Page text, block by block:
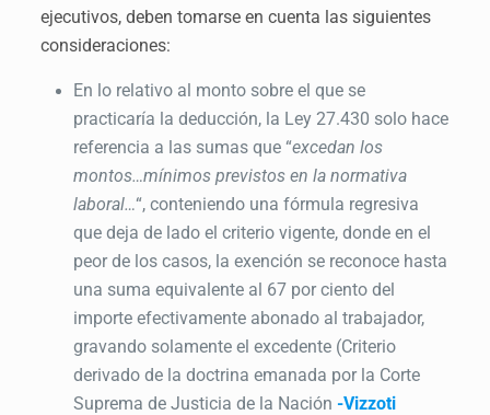
ejecutivos, deben tomarse en cuenta las siguientes
consideraciones:
En lo relativo al monto sobre el que se
practicaría la deducción, la Ley 27.430 solo hace
referencia a las sumas que “excedan los
montos…mínimos previstos en la normativa
laboral…“, conteniendo una fórmula regresiva
que deja de lado el criterio vigente, donde en el
peor de los casos, la exención se reconoce hasta
una suma equivalente al 67 por ciento del
importe efectivamente abonado al trabajador,
gravando solamente el excedente (Criterio
derivado de la doctrina emanada por la Corte
Suprema de Justicia de la Nación -Vizzoti